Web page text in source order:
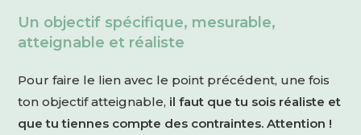
Un objectif spécifique, mesurable,
atteignable et réaliste
Pour faire le lien avec le point précédent, une fois
ton objectif atteignable, il faut que tu sois réaliste et
que tu tiennes compte des contraintes. Attention !